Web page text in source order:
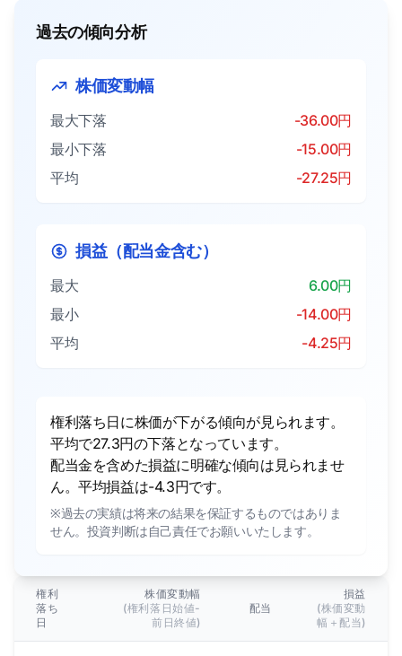
過去の傾向分析
株価変動幅
最大下落
-36.00円
最小下落
-15.00円
平均
-27.25円
損益（配当金含む）
最大
6.00円
最小
-14.00円
平均
-4.25円
権利落ち日に株価が下がる傾向が見られます。
平均で27.3円の下落となっています。
配当金を含めた損益に明確な傾向は見られませ
ん。平均損益は-4.3円です。
※過去の実績は将来の結果を保証するものではありま
せん。投資判断は自己責任でお願いいたします。
権利
落ち
日
株価変動幅
(権利落日始値-
前日終値)
配当
損益
(株価変動
幅＋配当)